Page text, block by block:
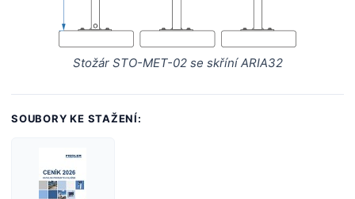
Stožár STO-MET-02 se skříní ARIA32
SOUBORY KE STAŽENÍ: